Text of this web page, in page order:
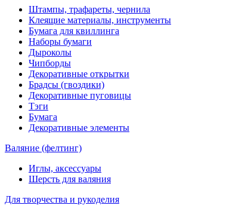
Штампы, трафареты, чернила
Клеящие материалы, инструменты
Бумага для квиллинга
Наборы бумаги
Дыроколы
Чипборды
Декоративные открытки
Брадсы (гвоздики)
Декоративные пуговицы
Тэги
Бумага
Декоративные элементы
Валяние (фелтинг)
Иглы, аксессуары
Шерсть для валяния
Для творчества и рукоделия